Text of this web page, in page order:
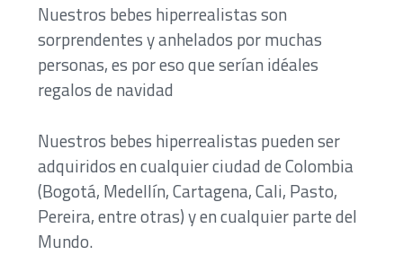
Nuestros bebes hiperrealistas son
sorprendentes y anhelados por muchas
personas, es por eso que serían idéales
regalos de navidad
Nuestros bebes hiperrealistas pueden ser
adquiridos en cualquier ciudad de Colombia
(Bogotá, Medellín, Cartagena, Cali, Pasto,
Pereira, entre otras) y en cualquier parte del
Mundo.